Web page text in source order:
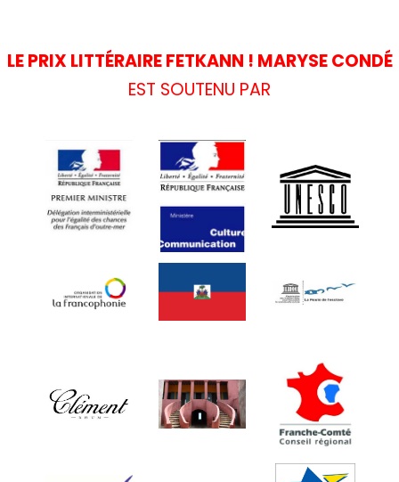
LE PRIX LITTÉRAIRE FETKANN ! MARYSE CONDÉ
EST SOUTENU PAR